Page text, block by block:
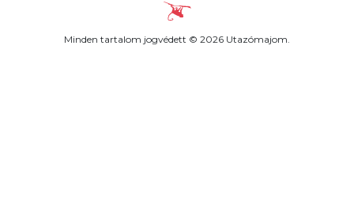
Minden tartalom jogvédett © 2026 Utazómajom.